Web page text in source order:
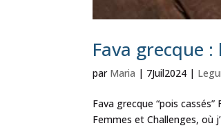
Fava grecque
par Maria | 7Juil2024 |
Fava grecque “pois
Femmes et Challenges, où